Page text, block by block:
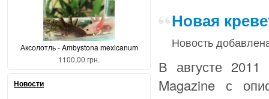
Новая
Новость
В августе 2011
Magazine с
Аксолотль - Ambystona mexicanum
1100,00 грн.
Новости